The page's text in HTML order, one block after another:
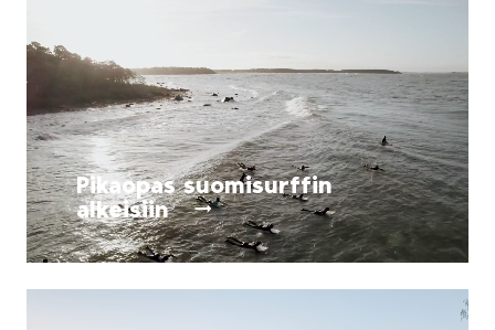
Pikaopas suomisurffin
alkeisiin